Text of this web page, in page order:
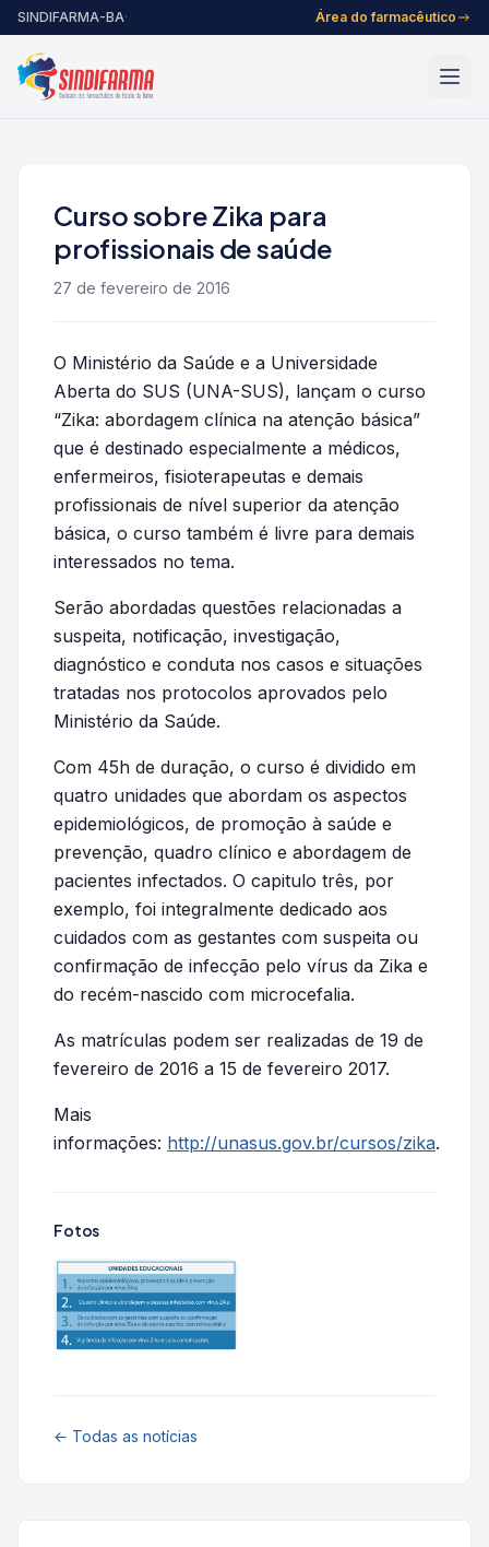
Pular para o conteúdo
SINDIFARMA-BA· Área do farmacêutico
Curso sobre Zika para
profissionais de saúde
27 de fevereiro de 2016
O Ministério da Saúde e a Universidade
Aberta do SUS (UNA-SUS), lançam o curso
“Zika: abordagem clínica na atenção básica”
que é destinado especialmente a médicos,
enfermeiros, fisioterapeutas e demais
profissionais de nível superior da atenção
básica, o curso também é livre para demais
interessados no tema.
Serão abordadas questões relacionadas a
suspeita, notificação, investigação,
diagnóstico e conduta nos casos e situações
tratadas nos protocolos aprovados pelo
Ministério da Saúde.
Com 45h de duração, o curso é dividido em
quatro unidades que abordam os aspectos
epidemiológicos, de promoção à saúde e
prevenção, quadro clínico e abordagem de
pacientes infectados. O capitulo três, por
exemplo, foi integralmente dedicado aos
cuidados com as gestantes com suspeita ou
confirmação de infecção pelo vírus da Zika e
do recém-nascido com microcefalia.
As matrículas podem ser realizadas de 19 de
fevereiro de 2016 a 15 de fevereiro 2017.
Mais
informações: http://unasus.gov.br/cursos/zika.
Fotos
← Todas as notícias